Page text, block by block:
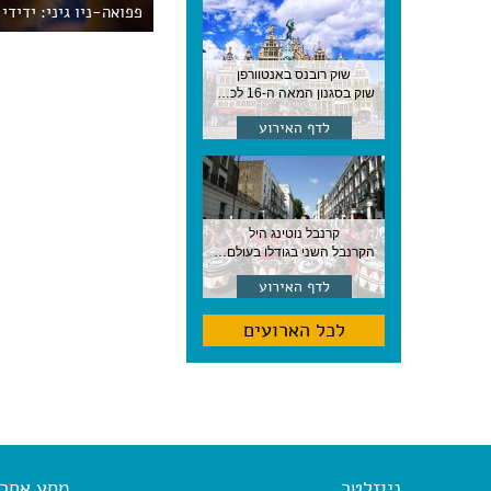
שוק רובנס באנטוורפן
שוק בסגנון המאה ה-16 לכבודו של הצייר המפורסם, בן העיר, נערך ב-15 באוגוסט באנטוורפן
לדף האירוע
קרנבל נוטינג היל
הקרנבל השני בגודלו בעולם, עם מוזיקה, תהלוכות ותחפושות. לונדון
לדף האירוע
לכל הארועים
פפואה-ניו גיני: